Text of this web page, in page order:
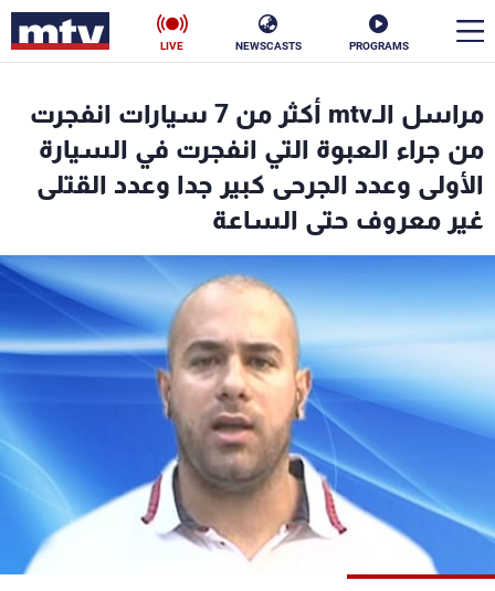
PROGRAMS
NEWSCASTS
LIVE
مراسل الـmtv أكثر من 7 سيارات انفجرت
من جراء العبوة التي انفجرت في السيارة
الأولى وعدد الجرحى كبير جدا وعدد القتلى
غير معروف حتى الساعة
سياسة ناس
إقتصاد فن
منوعات رياضة
كأس العالم
جدول البرامج
شاهد البرامج
الترددات